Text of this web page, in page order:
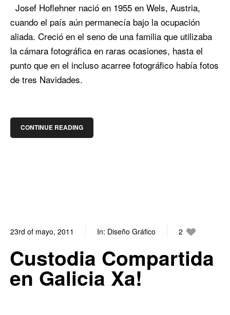
Josef Hoflehner nació en 1955 en Wels, Austria,
cuando el país aún permanecía bajo la ocupación
aliada. Creció en el seno de una familia que utilizaba
la cámara fotográfica en raras ocasiones, hasta el
punto que en el incluso acarree fotográfico había fotos
de tres Navidades.
CONTINUE READING
23rd of mayo, 2011 In: Diseño Gráfico
2
Custodia Compartida
en Galicia Xa!